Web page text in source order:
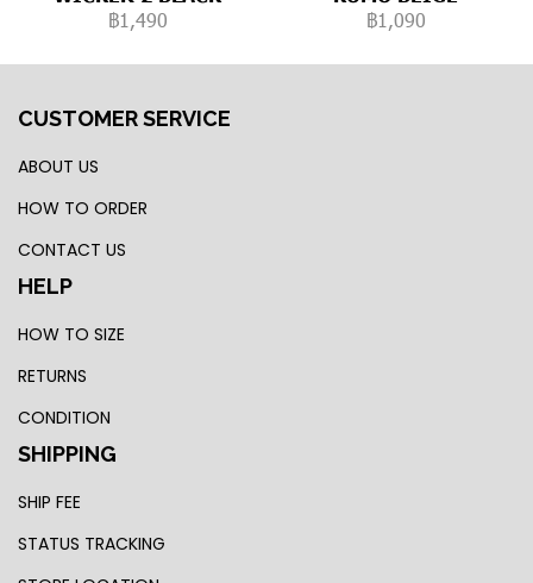
฿1,490 ฿1,090
CUSTOMER SERVICE
ABOUT US
HOW TO ORDER
CONTACT US
HELP
HOW TO SIZE
RETURNS
CONDITION
SHIPPING
SHIP FEE
STATUS TRACKING